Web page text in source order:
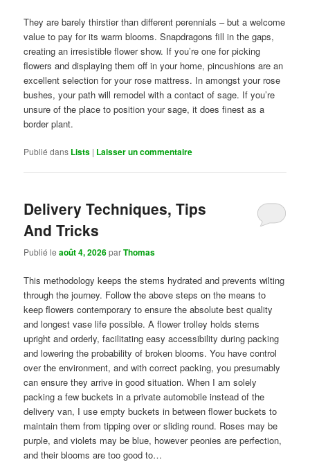
They are barely thirstier than different perennials – but a welcome
value to pay for its warm blooms. Snapdragons fill in the gaps,
creating an irresistible flower show. If you’re one for picking
flowers and displaying them off in your home, pincushions are an
excellent selection for your rose mattress. In amongst your rose
bushes, your path will remodel with a contact of sage. If you’re
unsure of the place to position your sage, it does finest as a
border plant.
Publié dans Lists | Laisser un commentaire
Delivery Techniques, Tips
And Tricks
Publié leaoût 4, 2026parThomas
This methodology keeps the stems hydrated and prevents wilting
through the journey. Follow the above steps on the means to
keep flowers contemporary to ensure the absolute best quality
and longest vase life possible. A flower trolley holds stems
upright and orderly, facilitating easy accessibility during packing
and lowering the probability of broken blooms. You have control
over the environment, and with correct packing, you presumably
can ensure they arrive in good situation. When I am solely
packing a few buckets in a private automobile instead of the
delivery van, I use empty buckets in between flower buckets to
maintain them from tipping over or sliding round. Roses may be
purple, and violets may be blue, however peonies are perfection,
and their blooms are too good to…